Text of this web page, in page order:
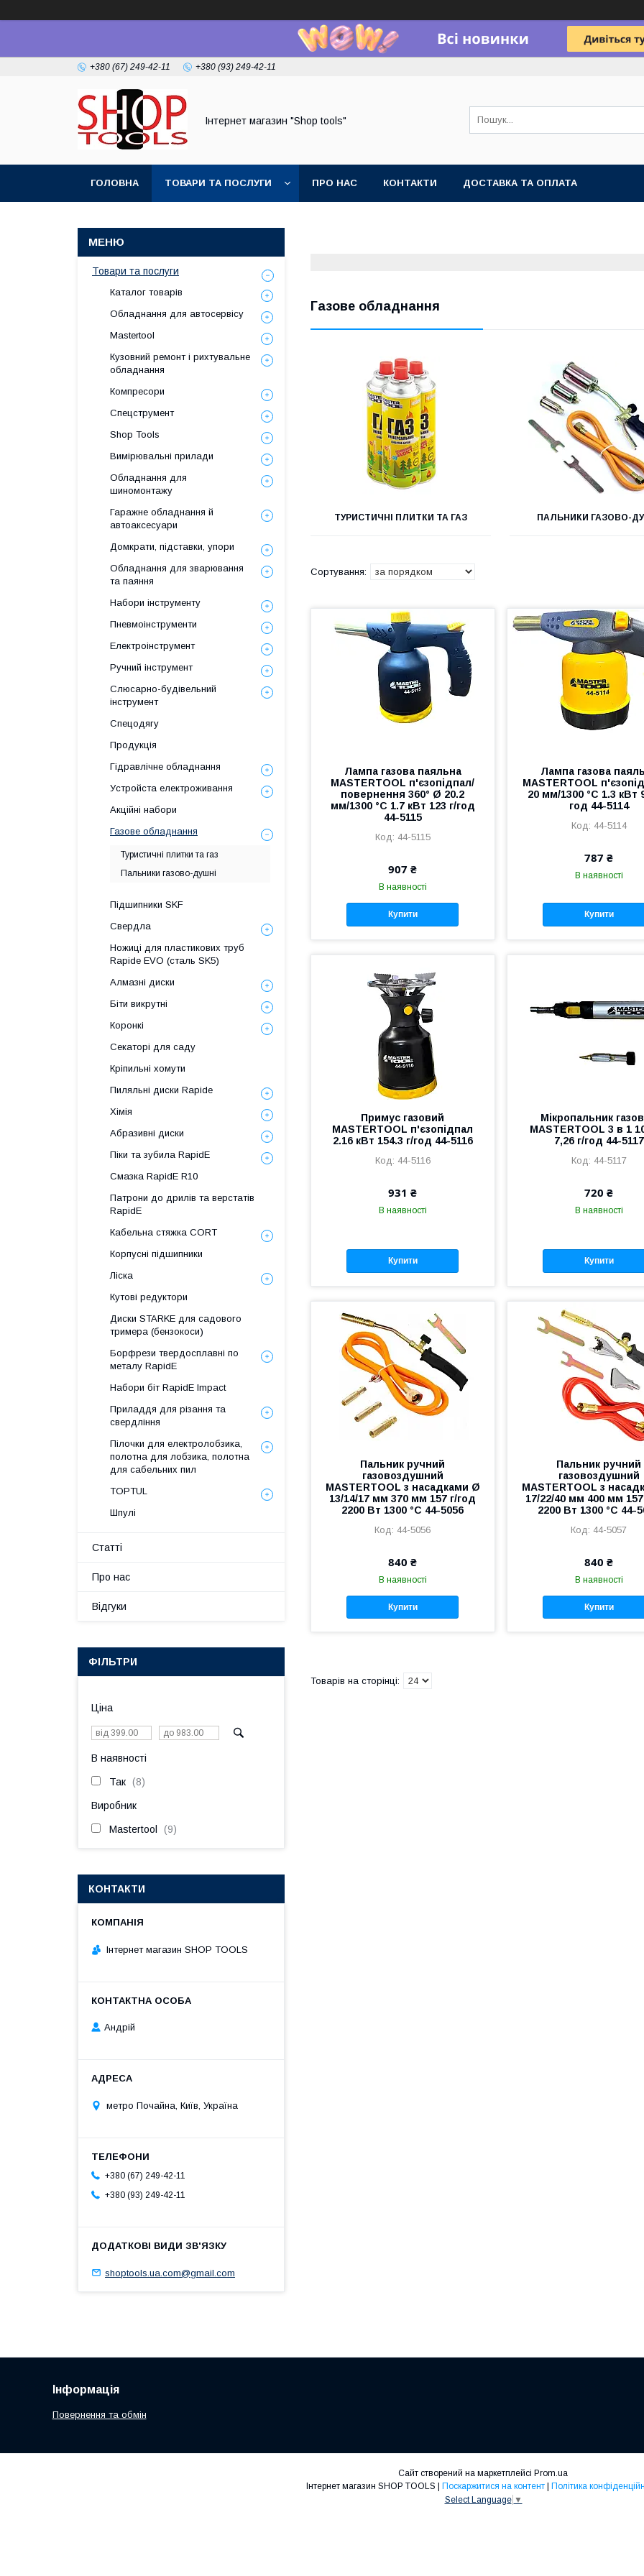
+380 (67) 249-42-11 +380 (93) 249-42-11
Інтернет магазин "Shop tools"
ГОЛОВНА ТОВАРИ ТА ПОСЛУГИ ПРО НАС КОНТАКТИ ДОСТАВКА ТА ОПЛАТА
Газове обладнання
ТУРИСТИЧНІ ПЛИТКИ ТА ГАЗ ПАЛЬНИКИ ГАЗОВО-
Лампа газова паяльна
MASTERTOOL п'єзопідпал/
повернення 360° Ø 20.2
мм/1300 °C 1.7 кВт 123 г/год
44-5115
44-5115
907 ₴
В наявності
Купити
Лампа газова
MASTERTOOL
20 мм/1300 °C 1.3 кВт
год 44-5114
44-5114
787 ₴
В наявності
Купити
Примус газовий
MASTERTOOL п'єзопідпал
2.16 кВт 154.3 г/год 44-5116
44-5116
931 ₴
В наявності
Купити
Мікропальник
MASTERTOOL 3 в 1
7,26 г/год 44-5117
44-5117
720 ₴
В наявності
Купити
Пальник ручний
газовоздушний
MASTERTOOL з насадками Ø
13/14/17 мм 370 мм 157 г/год
2200 Вт 1300 °C 44-5056
44-5056
840 ₴
В наявності
Купити
Пальник ручний
газовоздушний
MASTERTOOL з
17/22/40 мм 400 мм
2200 Вт 1300 °C 44-
44-5057
840 ₴
В наявності
Купити
Товари та послуги
Каталог товарів
Обладнання для автосервісу
Mastertool
Кузовний ремонт і рихтувальне
обладнання
Компресори
Спецструмент
Shop Tools
Вимірювальні прилади
Обладнання для
шиномонтажу
Гаражне обладнання й
автоаксесуари
Домкрати, підставки, упори
Обладнання для зварювання
та паяння
Набори інструменту
Пневмоінструменти
Електроінструмент
Ручний інструмент
Слюсарно-будівельний
інструмент
Спецодягу
Продукція
Гідравлічне обладнання
Уcтpoйстa елeктpoживання
Акційні набори
Газове обладнання
Туристичні плитки та газ
Пальники газово-душні
Підшипники SKF
Свердла
Ножиці для пластикових труб
Rapide EVO (сталь SK5)
Алмазні диски
Біти викрутні
Коронкі
Секаторі для саду
Кріпильні хомути
Пиляльні диски Rapide
Хімія
Абразивні диски
Піки та зубила RapidE
Смазка RapidE R10
Патрони до дрилів та верстатів
RapidE
Кабельна стяжка СORT
Корпусні підшипники
Ліска
Кутові редуктори
Диски STARKE для садового
тримера (бензокоси)
Борфрези твердосплавні по
металу RapidE
Набори біт RapidE Impact
Приладдя для різання та
свердління
Пілочки для електролобзика,
полотна для лобзика, полотна
для сабельних пил
TOPTUL
Шпулі
Статті
Про нас
Відгуки
ФІЛЬТРИ
Ціна
В наявності
Так 8
Виробник
Mastertool 9
КОНТАКТИ
Інтернет магазин SHOP TOOLS
Андрій
метро Почайна, Київ, Україна
+380 (67) 249-42-11
+380 (93) 249-42-11
shoptools.ua.com@gmail.com
Інформація
Повернення та обмін
Сайт створений на маркетплейсі Prom.ua
Поскаржитися на контент
Політика
Select Language ▼